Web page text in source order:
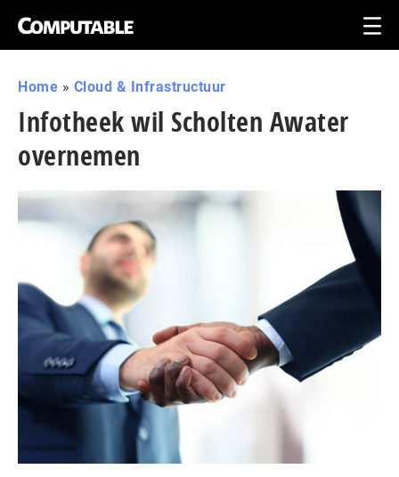
Home » Cloud & Infrastructuur
Infotheek wil Scholten Awater
overnemen